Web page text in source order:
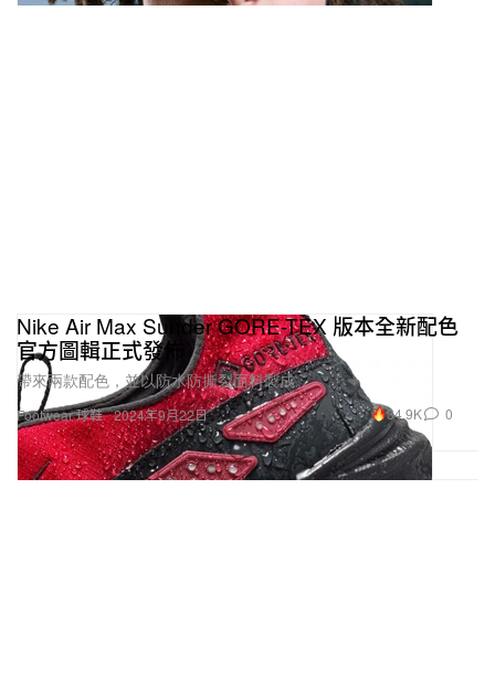
Footwear 球鞋
Nike Air Max Sunder GORE-TEX 版本全新配色
官方圖輯正式發佈
帶來兩款配色，並以防水防撕裂面料製成。
2024年9月22日 34.9K 0